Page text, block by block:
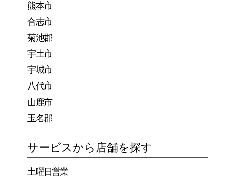
シ
ョ
ン
熊本市
合志市
菊池郡
宇土市
宇城市
八代市
山鹿市
玉名郡
サービスから店舗を探す
土曜日営業